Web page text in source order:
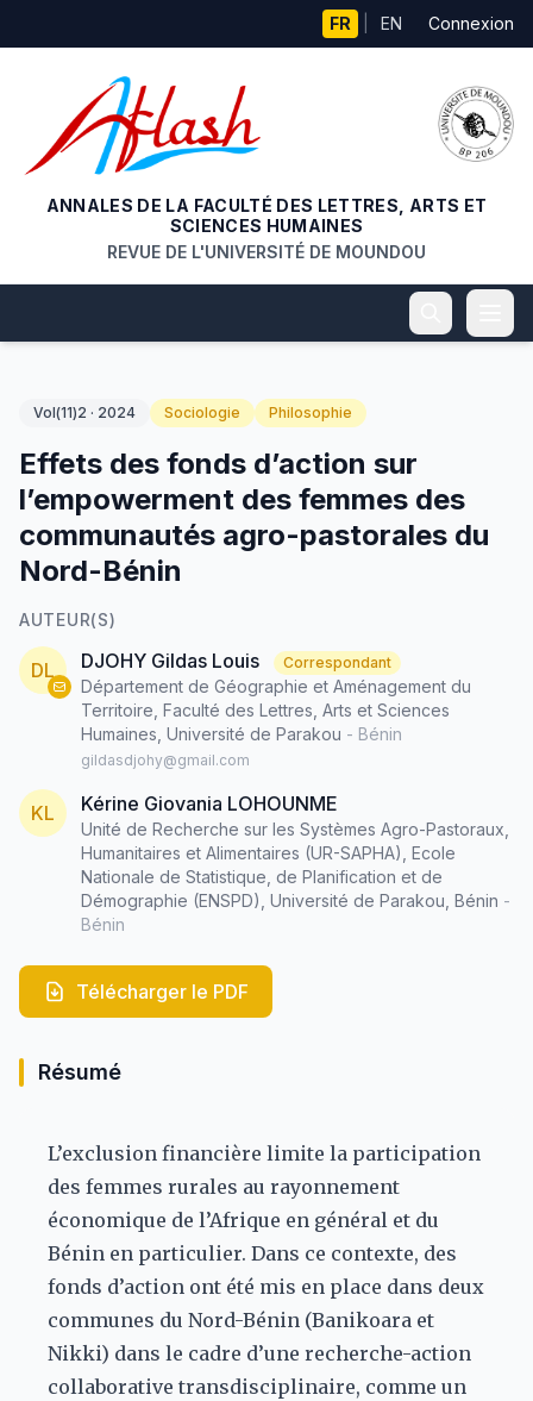
FR EN Connexion
ANNALES DE LA FACULTÉ DES LETTRES, ARTS ET
SCIENCES HUMAINES
REVUE DE L'UNIVERSITÉ DE MOUNDOU
Vol(11)2 · 2024 Sociologie Philosophie
Effets des fonds d’action sur
l’empowerment des femmes des
communautés agro-pastorales du
Nord-Bénin
AUTEUR(S)
DL DJOHY Gildas Louis Correspondant
Département de Géographie et Aménagement du
Territoire, Faculté des Lettres, Arts et Sciences
Humaines, Université de Parakou - Bénin
gildasdjohy@gmail.com
KL Kérine Giovania LOHOUNME
Unité de Recherche sur les Systèmes Agro-Pastoraux,
Humanitaires et Alimentaires (UR-SAPHA), Ecole
Nationale de Statistique, de Planification et de
Démographie (ENSPD), Université de Parakou, Bénin -
Bénin
Télécharger le PDF
Résumé
L’exclusion financière limite la participation
des femmes rurales au rayonnement
économique de l’Afrique en général et du
Bénin en particulier. Dans ce contexte, des
fonds d’action ont été mis en place dans deux
communes du Nord-Bénin (Banikoara et
Nikki) dans le cadre d’une recherche-action
collaborative transdisciplinaire, comme un